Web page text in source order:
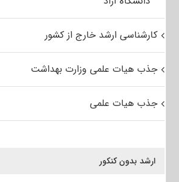
کارشناسی ارشد خارج از کشور
جذب هیات علمی وزارت بهداشت
جذب هیات علمی
ارشد بدون کنکور